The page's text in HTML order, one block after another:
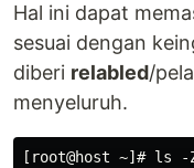
Hal ini dapat
sesuai dengan
diberi relabled/
menyeluruh.
[root@host ~]# ls